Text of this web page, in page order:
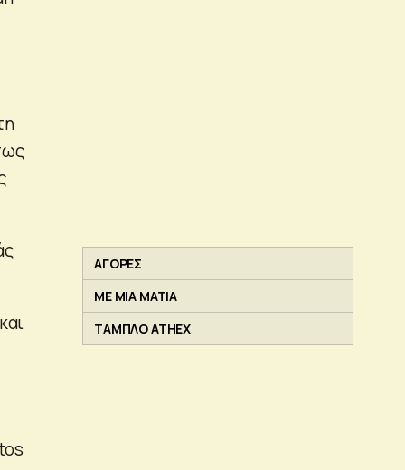
ΑΓΟΡΕΣ
ΜΕ ΜΙΑ ΜΑΤΙΑ
ΤΑΜΠΛΟ ATHEX